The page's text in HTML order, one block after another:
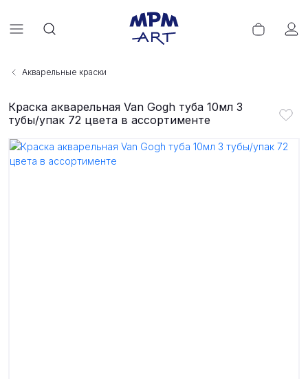
Акварельные краски
Краска акварельная Van Gogh туба 10мл 3
тубы/упак 72 цвета в ассортименте